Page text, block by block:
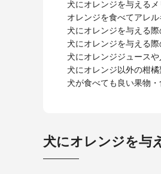
犬にオレンジを与えるメ
オレンジを食べてアレ
犬にオレンジを与える
犬にオレンジを与える際
犬にオレンジジュース
犬にオレンジ以外の柑
犬が食べても良い果物
犬にオレンジを与